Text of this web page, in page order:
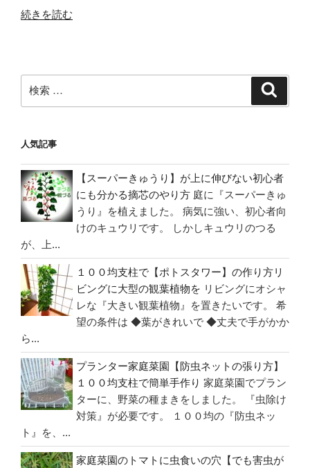
“【賃
に
た
な
い
カ
ー
ン
レ
ー
ル】
洋
お
し
ゃ
れ
に
Ｄ
Ｉ
Ｙ”
続きを読む
検
索:
人気記事
【スーパーきゅうり】が上に伸びない初心者
にも分かる摘芯のやり方 庭に『スーパーきゅ
うり』を植えました。 病気に強い、初心者向
けのキュウリです。 しかしキュウリのつる
が、上...
１００均支柱で【ポトスタワー】の作り方リ
ビングに大型の観葉植物を リビングにオシャ
レな『大きい観葉植物』を置きたいです。 希
望の条件は ◆葉がきれいで ◆丈夫で手がかか
ら...
プランター家庭菜園【防虫ネットの張り方】
１００均支柱で簡単手作り 家庭菜園でプラン
ターに、野菜の種まきをしました。 『虫除け
対策』が必要です。 １００均の『防虫ネッ
ト』を、...
家庭菜園のトマトに虫食いの穴【でも害虫が